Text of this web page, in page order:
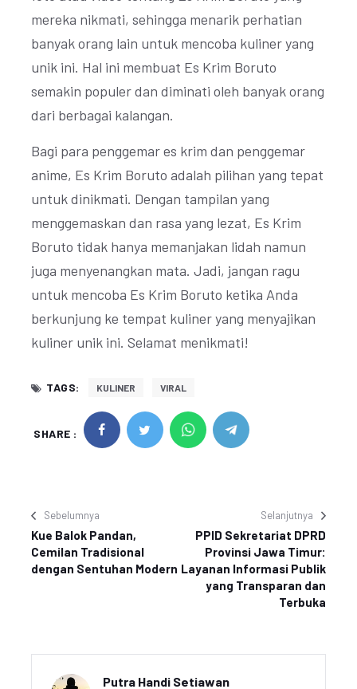
mereka nikmati, sehingga menarik perhatian
banyak orang lain untuk mencoba kuliner yang
unik ini. Hal ini membuat Es Krim Boruto
semakin populer dan diminati oleh banyak orang
dari berbagai kalangan.
Bagi para penggemar es krim dan penggemar
anime, Es Krim Boruto adalah pilihan yang tepat
untuk dinikmati. Dengan tampilan yang
menggemaskan dan rasa yang lezat, Es Krim
Boruto tidak hanya memanjakan lidah namun
juga menyenangkan mata. Jadi, jangan ragu
untuk mencoba Es Krim Boruto ketika Anda
berkunjung ke tempat kuliner yang menyajikan
kuliner unik ini. Selamat menikmati!
TAGS: KULINER VIRAL
SHARE :
Sebelumnya
Kue Balok Pandan,
Cemilan Tradisional
dengan Sentuhan Modern
Selanjutnya
PPID Sekretariat DPRD
Provinsi Jawa Timur:
Layanan Informasi Publik
yang Transparan dan
Terbuka
Putra Handi Setiawan